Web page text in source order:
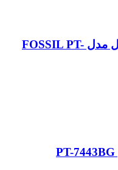
ساعت مچی مردانه اتومات فسیل مدل FOSSIL PT-